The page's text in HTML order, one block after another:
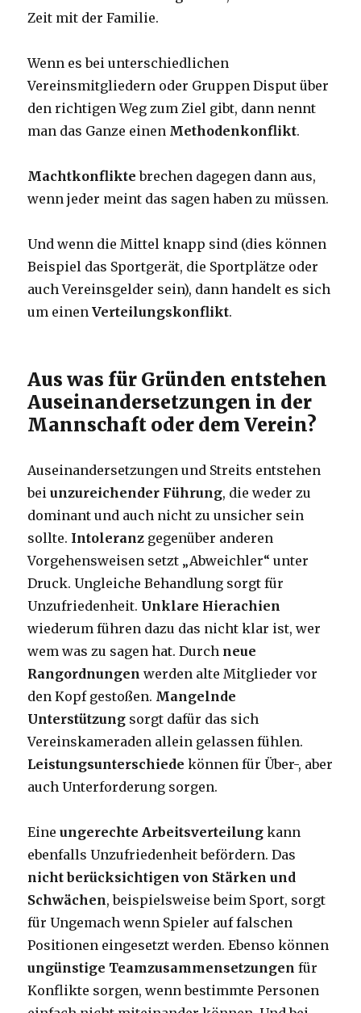
Zeit mit der Familie.
Wenn es bei unterschiedlichen
Vereinsmitgliedern oder Gruppen Disput über
den richtigen Weg zum Ziel gibt, dann nennt
man das Ganze einen Methodenkonflikt.
Machtkonflikte brechen dagegen dann aus,
wenn jeder meint das sagen haben zu müssen.
Und wenn die Mittel knapp sind (dies können
Beispiel das Sportgerät, die Sportplätze oder
auch Vereinsgelder sein), dann handelt es sich
um einenVerteilungskonflikt.
Aus was für Gründen entstehen
Auseinandersetzungen in der
Mannschaft oder dem Verein?
Auseinandersetzungen und Streits entstehen
beiunzureichender Führung, die weder zu
dominant und auch nicht zu unsicher sein
sollte. Intoleranz gegenüber anderen
Vorgehensweisen setzt „Abweichler“ unter
Druck. Ungleiche Behandlung sorgt für
Unzufriedenheit. Unklare Hierachien
wiederum führen dazu das nicht klar ist, wer
wem was zu sagen hat. Durch neue
Rangordnungen werden alte Mitglieder vor
den Kopf gestoßen. Mangelnde
Unterstützung sorgt dafür das sich
Vereinskameraden allein gelassen fühlen.
Leistungsunterschiede können für Über-, aber
auch Unterforderung sorgen.
Eineungerechte Arbeitsverteilung kann
ebenfalls Unzufriedenheit befördern. Das
nicht berücksichtigen von Stärken und
Schwächen, beispielsweise beim Sport, sorgt
für Ungemach wenn Spieler auf falschen
Positionen eingesetzt werden. Ebenso können
ungünstige Teamzusammensetzungen für
Konflikte sorgen, wenn bestimmte Personen